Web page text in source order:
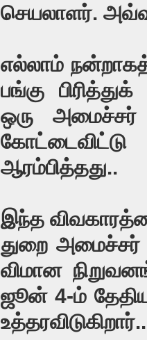
செயலாளர்.
எல்லாம்
பங்கு
ஒரு அமைச்சர்
ஆரம்பித்தது..
இந்த
துறை அமைச்சர்
விமான
ஜூன் 4-ம்
உத்தரவிடுகிறார்..